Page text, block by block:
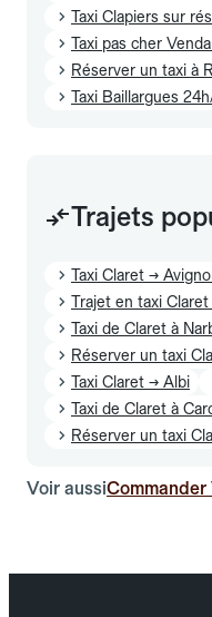
Taxi Clapiers sur
Taxi pas cher
Réserver un taxi à
Taxi Baillargues
Trajets
Taxi Claret →
Trajet en taxi
Taxi de Claret à
Réserver un taxi
Taxi Claret → Albi
Taxi de Claret à
Réserver un taxi
Voir aussiCommander